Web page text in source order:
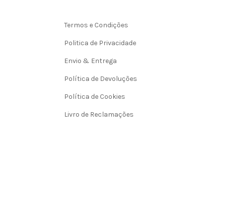
Termos e Condições
Politica de Privacidade
Envio & Entrega
Política de Devoluções
Política de Cookies
Livro de Reclamações